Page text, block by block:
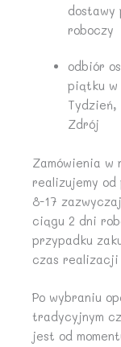
dostawy
roboczy
odbiór
piątku w
Tydzień,
Zdrój
Zamówienia w
realizujemy od
8-17
ciągu 2 dni
przypadku
czas realizacji
Po wybraniu
tradycyjnym
jest od